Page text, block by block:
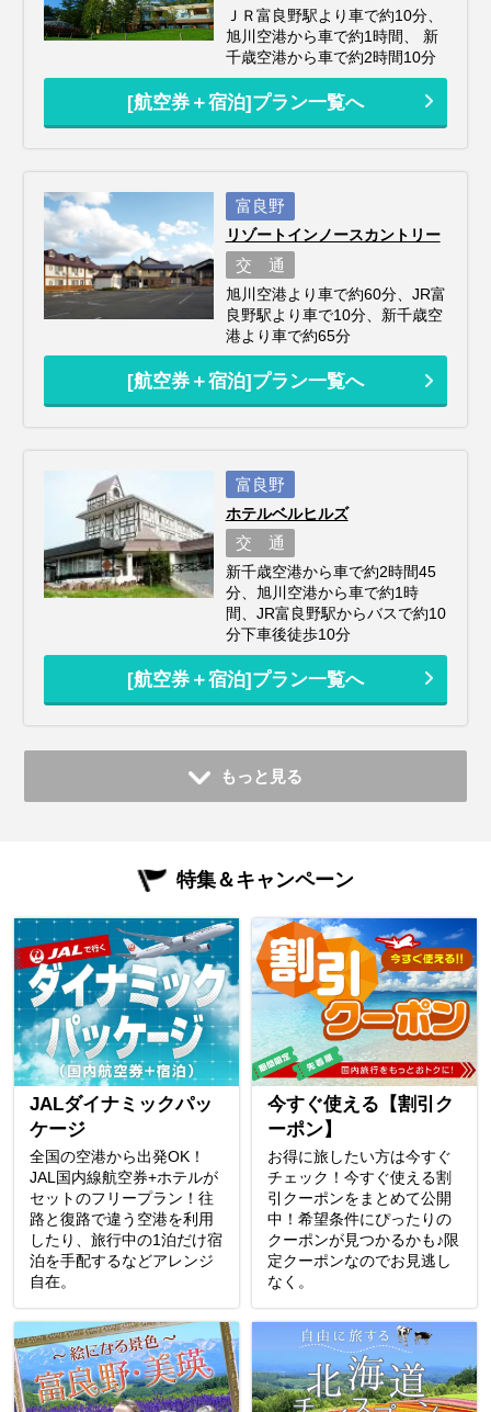
ＪＲ富良野駅より車で約10分、
旭川空港から車で約1時間、 新
千歳空港から車で約2時間10分
[航空券＋宿泊]プラン一覧へ
富良野
リゾートインノースカントリー
交 通
旭川空港より車で約60分、JR富
良野駅より車で10分、新千歳空
港より車で約65分
[航空券＋宿泊]プラン一覧へ
富良野
ホテルベルヒルズ
交 通
新千歳空港から車で約2時間45
分、旭川空港から車で約1時
間、JR富良野駅からバスで約10
分下車後徒歩10分
[航空券＋宿泊]プラン一覧へ
もっと見る
特集＆キャンペーン
JALダイナミックパッ
ケージ
全国の空港から出発OK！
JAL国内線航空券+ホテルが
セットのフリープラン！往
路と復路で違う空港を利用
したり、旅行中の1泊だけ宿
泊を手配するなどアレンジ
自在。
今すぐ使える【割引ク
ーポン】
お得に旅したい方は今すぐ
チェック！今すぐ使える割
引クーポンをまとめて公開
中！希望条件にぴったりの
クーポンが見つかるかも♪限
定クーポンなのでお見逃し
なく。